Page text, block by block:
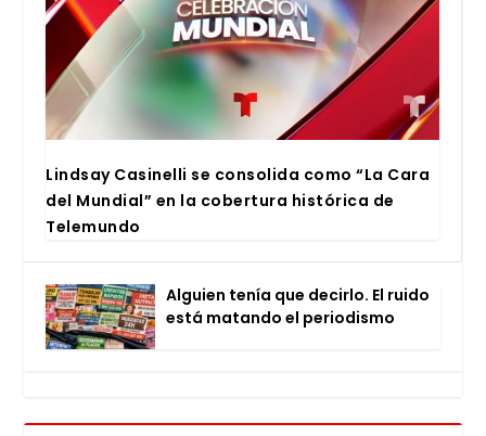
Lind­say Casi­ne­lli se con­so­li­da como “La Cara
del Mun­dial” en la cober­tu­ra his­tó­ri­ca de
Tele­mun­do
Alguien tenía que decir­lo. El rui­do
está matan­do el perio­dis­mo